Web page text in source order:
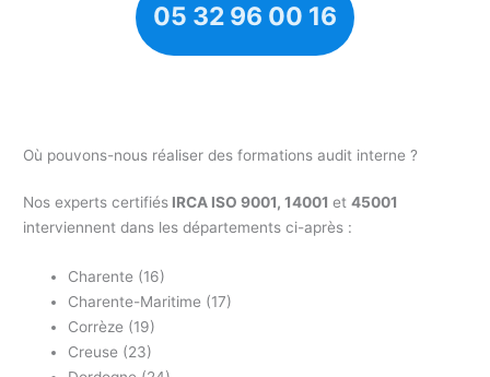
05 32 96 00 16
Où pouvons-nous réaliser des formations audit interne ?
Nos experts certifiés IRCA ISO 9001, 14001et45001
interviennent dans les départements ci-après :
Charente (16)
Charente-Maritime (17)
Corrèze (19)
Creuse (23)